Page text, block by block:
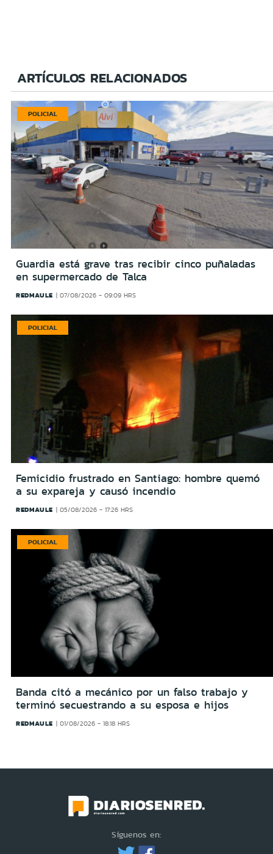
ARTÍCULOS RELACIONADOS
POLICIAL
Guardia está grave tras recibir cinco puñaladas
en supermercado de Talca
REDMAULE 07/08/2026 - 09:09 HRS
POLICIAL
Femicidio frustrado en Santiago: hombre quemó
a su expareja y causó incendio
REDMAULE 05/08/2026 - 17:26 HRS
POLICIAL
Banda citó a mecánico por un falso trabajo y
terminó secuestrando a su esposa e hijos
REDMAULE 01/08/2026 - 18:18 HRS
Síguenos en: